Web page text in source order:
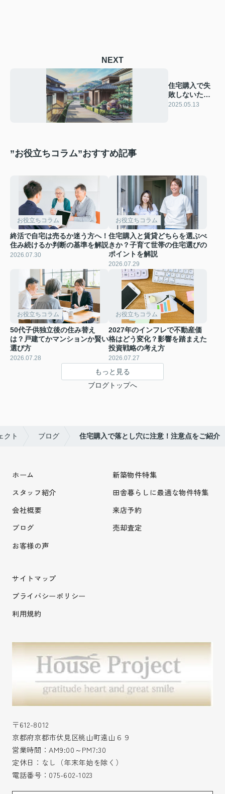
NEXT
住宅購入で失
敗しないため
には？失敗例
2025.05.13
”お役立ちコラム”おすすめ記事
お役立ちコラム
終活で自宅は売るか迷う方へ！
住み続けるか判断の基準を解説
2026.07.30
お役立ちコラム
住宅購入と賃貸どちらを選ぶべ
きか？子育て世帯の住宅選びの
ポイントを解説
2026.07.29
お役立ちコラム
50代子供独立後の住み替え
は？戸建てかマンションか賢い
選び方
2026.07.28
お役立ちコラム
2027年のインフレで不動産価
格はどう変化？影響を踏まえた
投資戦略の考え方
2026.07.27
もっと見る
ブログトップへ
クト ブログ 住宅購入で落とし穴に注意！注意点をご紹介
ホーム
スタッフ紹介
会社概要
ブログ
お客様の声
新築物件特集
田舎暮らしに最適な物件特集
来店予約
売却査定
サイトマップ
プライバシーポリシー
利用規約
〒612-8012
京都府京都市伏見区桃山町遠山６９
営業時間：AM9:00～PM7:30
定休日：なし（年末年始を除く）
電話番号： 075-602-1023